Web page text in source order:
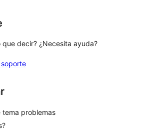
que decir? ¿Necesita ayuda?
tema problemas